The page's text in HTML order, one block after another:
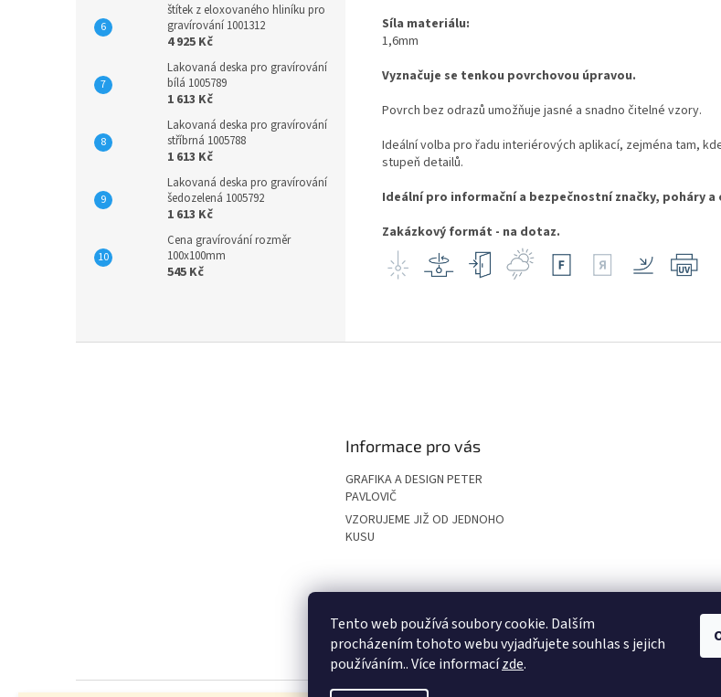
Tento web používá soubory cookie. Dalším
procházením tohoto webu vyjadřujete souhlas s jejich
používáním.. Více informacízde.
štítek z eloxovaného hliníku pro
gravírování 1001312
4 925 Kč
Lakovaná deska pro gravírování
bílá 1005789
1 613 Kč
Lakovaná deska pro gravírování
stříbrná 1005788
1 613 Kč
Lakovaná deska pro gravírování
šedozelená 1005792
1 613 Kč
Cena gravírování rozměr
100x100mm
545 Kč
Síla materiálu:
1,6mm
Vyznačuje se tenkou povrchovou úpravou.
Povrch bez odrazů umožňuje jasné a snadno čitelné vzory.
Ideální volba pro řadu interiérových aplikací, zejména tam,
stupeň detailů.
Ideální pro informační a bezpečnostní značky, poháry a
Zakázkový formát - na dotaz.
Informace pro vás
GRAFIKA A DESIGN PETER
PAVLOVIČ
VZORUJEME JIŽ OD JEDNOHO
KUSU